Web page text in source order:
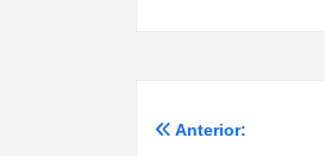
Anterior: